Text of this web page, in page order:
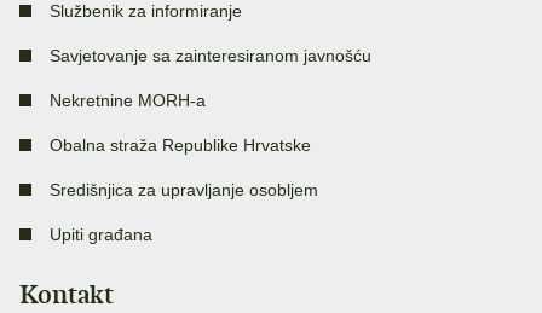
Službenik za informiranje
Savjetovanje sa zainteresiranom javnošću
Nekretnine MORH-a
Obalna straža Republike Hrvatske
Središnjica za upravljanje osobljem
Upiti građana
Kontakt